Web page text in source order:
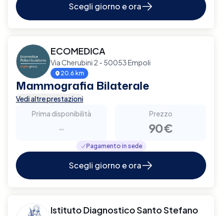
Scegli giorno e ora
ECOMEDICA
Via Cherubini 2 - 50053 Empoli
20.6 km
Mammografia Bilaterale
Vedi altre prestazioni
Prima disponibilità
-
Prezzo
90€
Pagamento in sede
Scegli giorno e ora
Istituto Diagnostico Santo Stefano